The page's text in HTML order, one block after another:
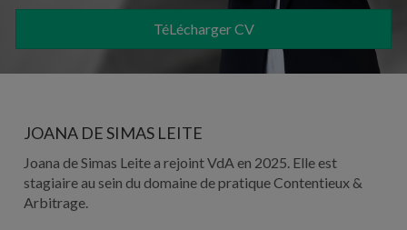
TéLécharger CV
JOANA DE SIMAS LEITE
Joana de Simas Leite a rejoint VdA en 2025. Elle est
stagiaire au sein du domaine de pratique Contentieux &
Arbitrage.